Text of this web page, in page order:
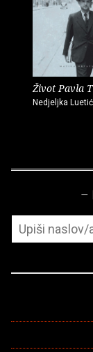
Život Pavla
Nedjeljka
–